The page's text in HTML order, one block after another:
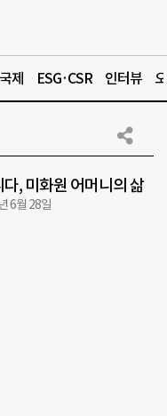
국제 ESG·CSR 인터뷰
, 미화원 어머니의 삶
6월 28일